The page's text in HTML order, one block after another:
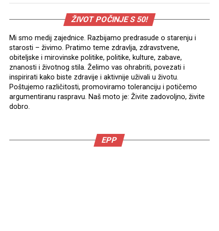
ŽIVOT POČINJE S 50!
Mi smo medij zajednice. Razbijamo predrasude o starenju i
starosti – živimo. Pratimo teme zdravlja, zdravstvene,
obiteljske i mirovinske politike, politike, kulture, zabave,
znanosti i životnog stila. Želimo vas ohrabriti, povezati i
inspirirati kako biste zdravije i aktivnije uživali u životu.
Poštujemo različitosti, promoviramo toleranciju i potičemo
argumentiranu raspravu. Naš moto je: Živite zadovoljno, živite
dobro.
EPP